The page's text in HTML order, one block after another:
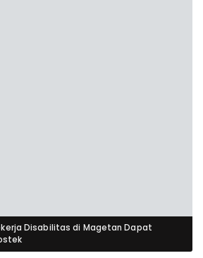
Disabilitas di Magetan Dapat